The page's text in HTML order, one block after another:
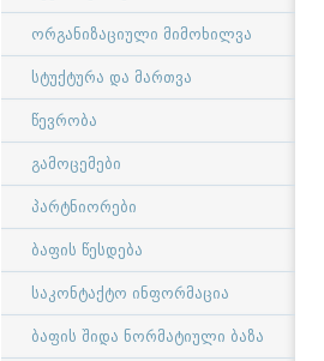
ორგანიზაციული მიმოხილვა
სტუქტურა და მართვა
წევრობა
გამოცემები
პარტნიორები
ბაფის წესდება
საკონტაქტო ინფორმაცია
ბაფის შიდა ნორმატიული ბაზა